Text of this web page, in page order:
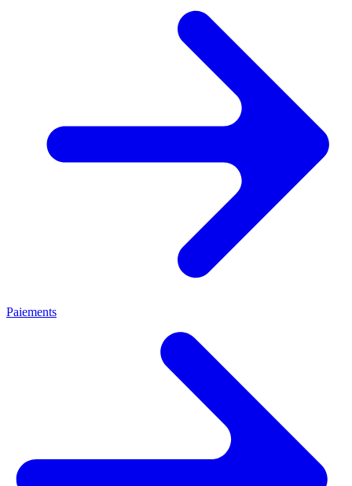
Paiements